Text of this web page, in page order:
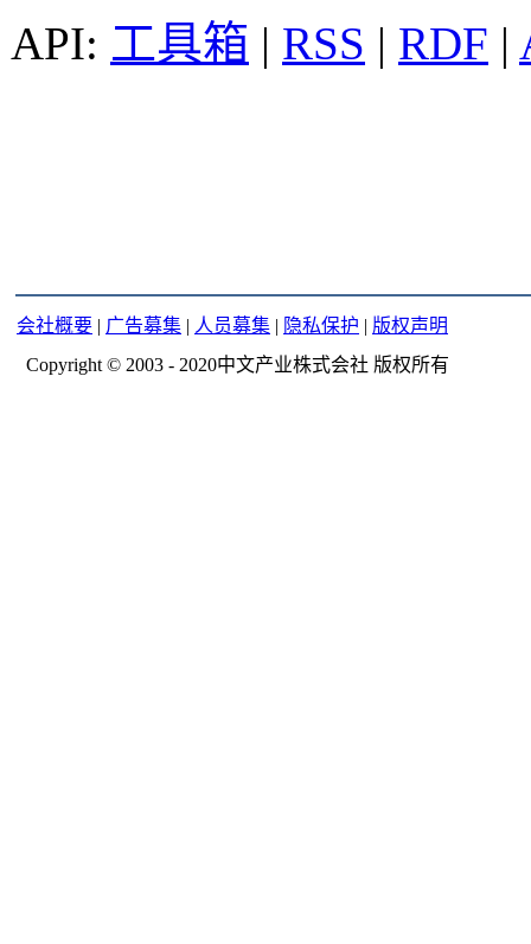
工具箱 | RSS | RDF |
会社概要 | 广告募集 | 人员募集 | 隐私保护 | 版权声明
Copyright © 2003 - 2020中文产业株式会社 版权所有